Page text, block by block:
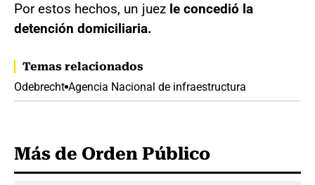
Por estos hechos, un juez le concedió la
detención domiciliaria.
Temas relacionados
Odebrecht Agencia Nacional de infraestructura
Más de Orden Público